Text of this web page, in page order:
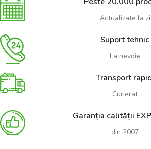
Actualizate la zi
Suport tehnic
La nevoie
Transport
Curierat
Garanția calității
din 2007